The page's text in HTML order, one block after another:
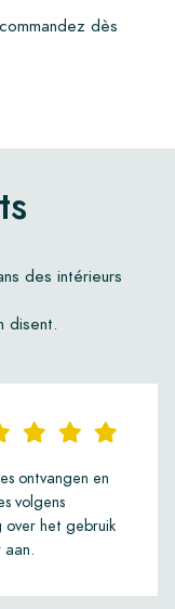
dès
des intérieurs
disent.
ontvangen en
volgens
het gebruik